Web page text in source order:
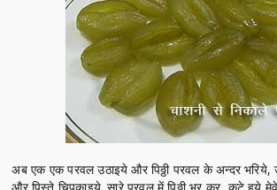
अब एक एक परवल उठाइये और पिठ्ठी परवल के अन्दर